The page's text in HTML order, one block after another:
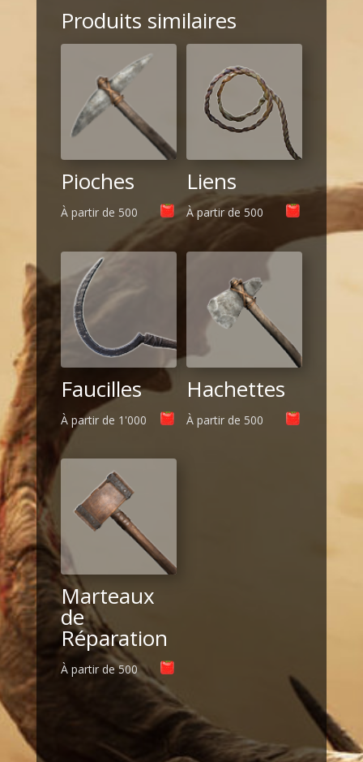
Produits similaires
Pioches
À partir de 500
Liens
À partir de 500
Faucilles
À partir de 1'000
Hachettes
À partir de 500
Marteaux
de
Réparation
À partir de500